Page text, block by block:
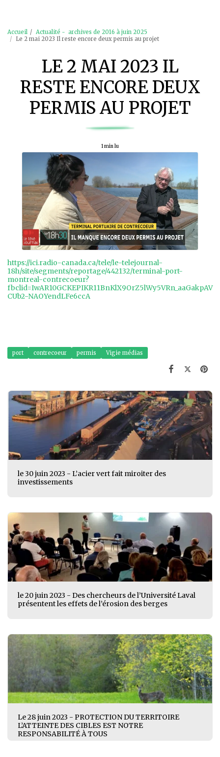
Accueil
Actualité - archives de 2016 à juin 2025
Le 2 mai 2023 Il reste encore deux permis au projet
LE 2 MAI 2023 IL
RESTE ENCORE DEUX
PERMIS AU PROJET
1 min lu
https://ici.radio-canada.ca/tele/le-telejournal-
18h/site/segments/reportage/442132/terminal-port-
montreal-contrecoeur?
fbclid=IwAR10GCKEPIKR11BnKlX9OrZ5lWy5VRn_aaGakpAV
CUb2-NAOYendLFe6ccA
port contrecoeur permis Vigie médias
le 30 juin 2023 - L’acier vert fait miroiter des
investissements
le 20 juin 2023 - Des chercheurs de l’Université Laval
présentent les effets de l’érosion des berges
Le 28 juin 2023 - PROTECTION DU TERRITOIRE
L’ATTEINTE DES CIBLES EST NOTRE
RESPONSABILITÉ À TOUS